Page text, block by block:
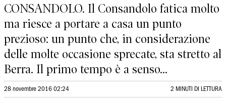
CONSANDOLO. Il Consandolo fatica molto
ma riesce a portare a casa un punto
prezioso: un punto che, in considerazione
delle molte occasione sprecate, sta stretto al
Berra. Il primo tempo è a senso...
28 novembre 2016 02:24 2 MINUTI DI LETTURA